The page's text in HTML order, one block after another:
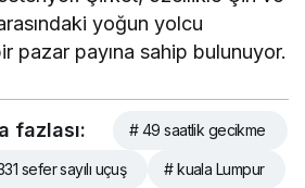
yoğun yolcu
pazar payına sahip bulunuyor.
fazlası: # 49 saatlik gecikme
sefer sayılı uçuş # kuala Lumpur